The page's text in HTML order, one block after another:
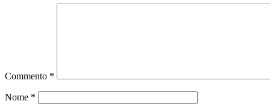
Commento *
Nome *